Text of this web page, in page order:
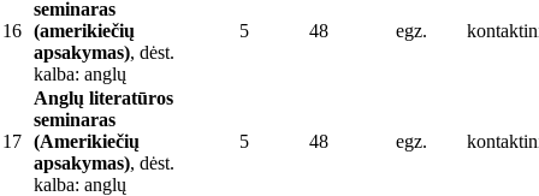
16
seminaras
(amerikiečių
apsakymas), dėst.
kalba: anglų
5 48 egz.
17
Anglų literatūros
seminaras
(Amerikiečių
apsakymas), dėst.
kalba: anglų
5 48 egz.